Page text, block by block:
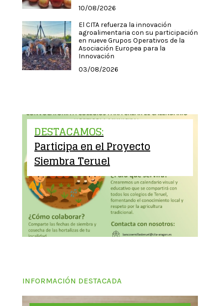
10/08/2026
El CITA refuerza la innovación
agroalimentaria con su participación
en nueve Grupos Operativos de la
Asociación Europea para la
Innovación
03/08/2026
DESTACAMOS:
Participa en el Proyecto
Siembra Teruel
INFORMACIÓN DESTACADA